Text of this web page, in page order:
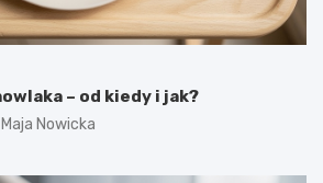
– od kiedy i jak?
Maja Nowicka